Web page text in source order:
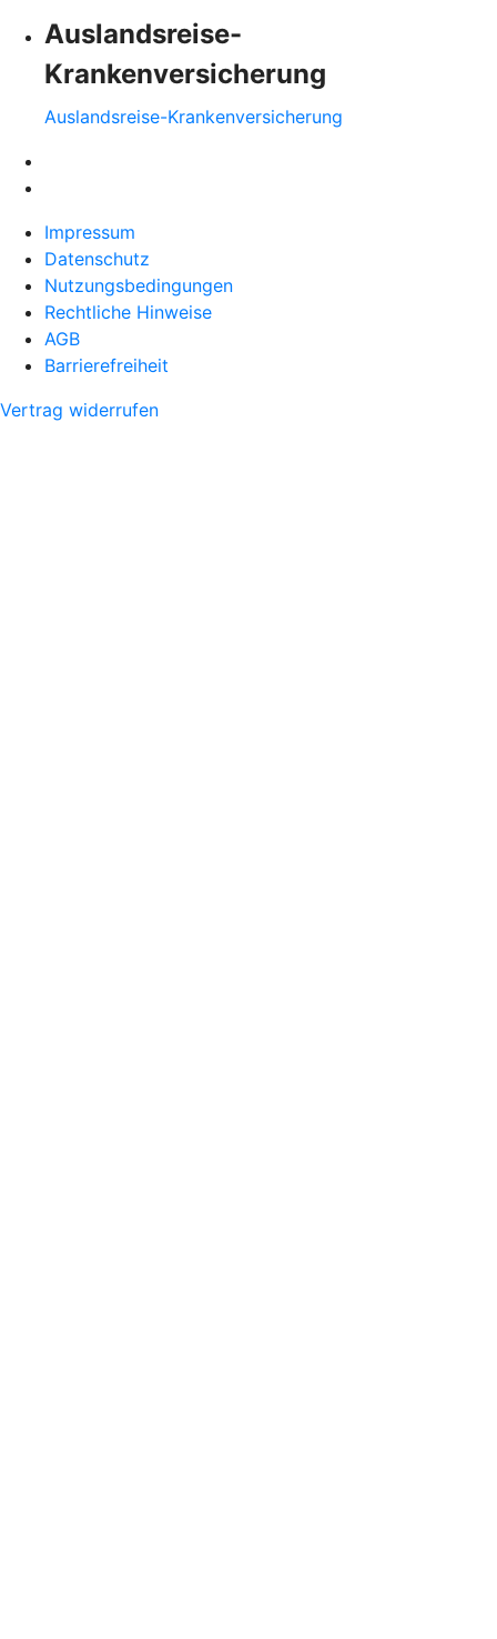
Auslandsreise-
Krankenversicherung
Auslandsreise-Krankenversicherung
Impressum
Datenschutz
Nutzungsbedingungen
Rechtliche Hinweise
AGB
Barrierefreiheit
Vertrag widerrufen